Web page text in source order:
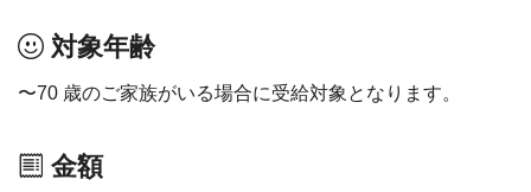
対象年齢
〜70 歳のご家族がいる場合に受給対象となります。
金額